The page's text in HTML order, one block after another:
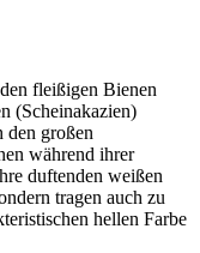
fleißigen Bienen
(Scheinakazien)
den großen
während ihrer
duftenden weißen
tragen auch zu
hellen Farbe